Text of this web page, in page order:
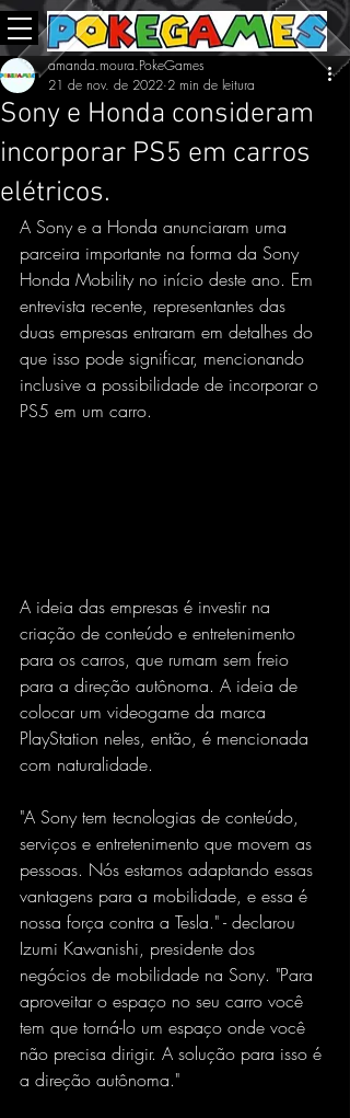
Sony e Honda consideram
incorporar PS5 em carros
elétricos.
amanda.moura.PokeGames
21 de nov. de 2022 2 min de leitura
A Sony e a Honda anunciaram uma
parceira importante na forma da Sony
Honda Mobility no início deste ano. Em
entrevista recente, representantes das
duas empresas entraram em detalhes do
que isso pode significar, mencionando
inclusive a possibilidade de incorporar o
PS5 em um carro.
A ideia das empresas é investir na
criação de conteúdo e entretenimento
para os carros, que rumam sem freio
para a direção autônoma. A ideia de
colocar um videogame da marca
PlayStation neles, então, é mencionada
com naturalidade.
"A Sony tem tecnologias de conteúdo,
serviços e entretenimento que movem as
pessoas. Nós estamos adaptando essas
vantagens para a mobilidade, e essa é
nossa força contra a Tesla." - declarou
Izumi Kawanishi, presidente dos
negócios de mobilidade na Sony. "Para
aproveitar o espaço no seu carro você
tem que torná-lo um espaço onde você
não precisa dirigir. A solução para isso é
a direção autônoma."